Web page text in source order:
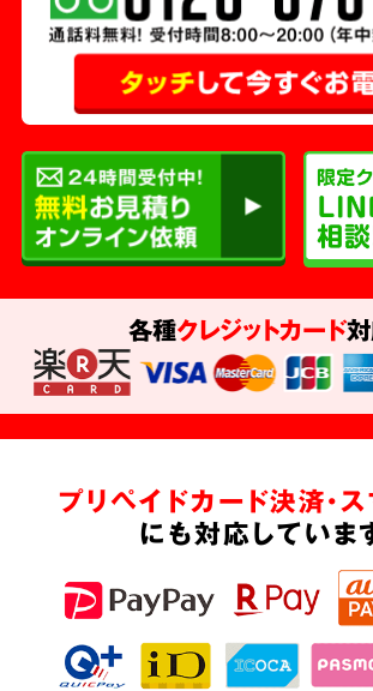
各種クレジットカード
プリペイドカード決済・
にも対応していま